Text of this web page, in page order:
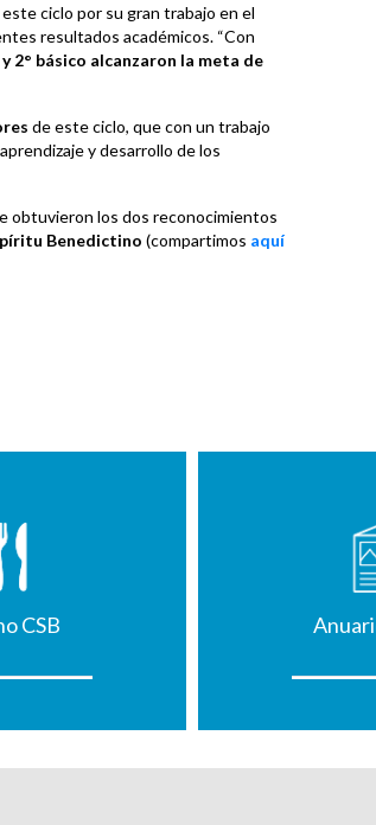
ciclo por su gran trabajo en el
resultados académicos. “Con
2° básico alcanzaron la meta de
de este ciclo, que con un trabajo
y desarrollo de los
obtuvieron los dos reconocimientos
Benedictino (compartimos aquí
CSB